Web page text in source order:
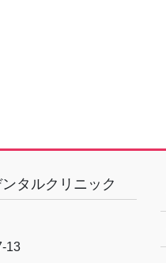
タルクリニック
13